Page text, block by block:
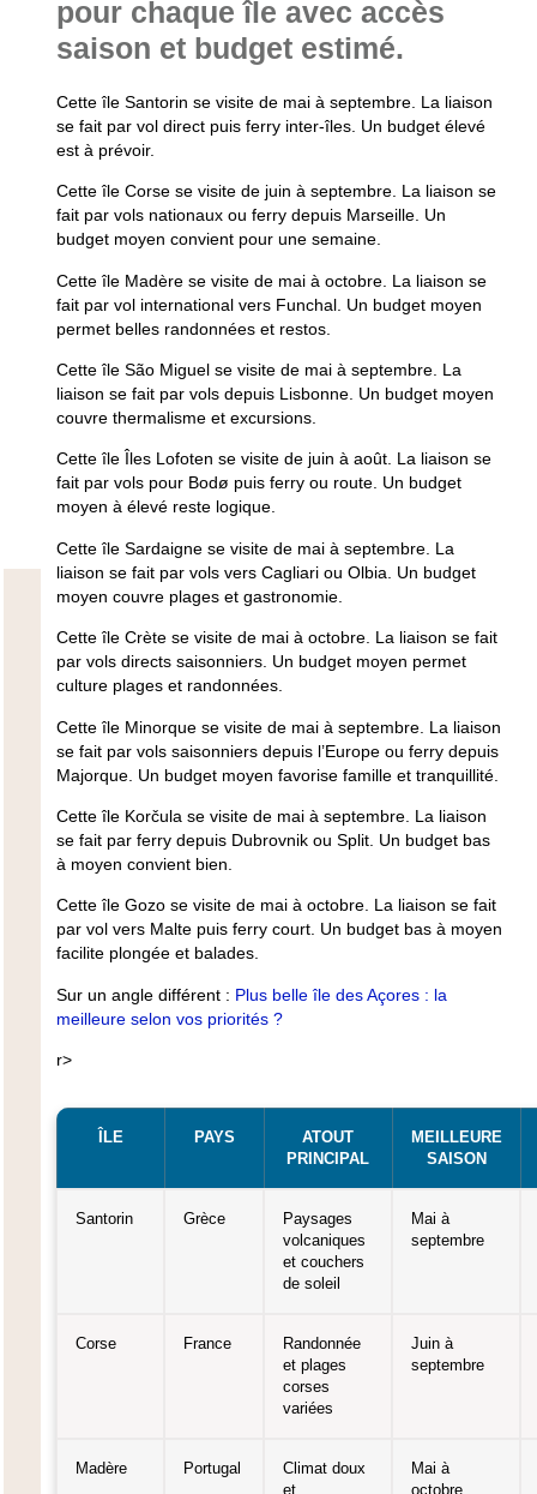
pour chaque île avec accès
saison et budget estimé.
Cette île Santorin se visite de mai à septembre. La liaison
se fait par vol direct puis ferry inter-îles. Un budget élevé
est à prévoir.
Cette île Corse se visite de juin à septembre. La liaison se
fait par vols nationaux ou ferry depuis Marseille. Un
budget moyen convient pour une semaine.
Cette île Madère se visite de mai à octobre. La liaison se
fait par vol international vers Funchal. Un budget moyen
permet belles randonnées et restos.
Cette île São Miguel se visite de mai à septembre. La
liaison se fait par vols depuis Lisbonne. Un budget moyen
couvre thermalisme et excursions.
Cette île Îles Lofoten se visite de juin à août. La liaison se
fait par vols pour Bodø puis ferry ou route. Un budget
moyen à élevé reste logique.
Cette île Sardaigne se visite de mai à septembre. La
liaison se fait par vols vers Cagliari ou Olbia. Un budget
moyen couvre plages et gastronomie.
Cette île Crète se visite de mai à octobre. La liaison se fait
par vols directs saisonniers. Un budget moyen permet
culture plages et randonnées.
Cette île Minorque se visite de mai à septembre. La liaison
se fait par vols saisonniers depuis l’Europe ou ferry depuis
Majorque. Un budget moyen favorise famille et tranquillité.
Cette île Korčula se visite de mai à septembre. La liaison
se fait par ferry depuis Dubrovnik ou Split. Un budget bas
à moyen convient bien.
Cette île Gozo se visite de mai à octobre. La liaison se fait
par vol vers Malte puis ferry court. Un budget bas à moyen
facilite plongée et balades.
Sur un angle différent : Plus belle île des Açores : la
meilleure selon vos priorités ?
r>
ÎLE PAYS
ATOUT
PRINCIPAL
MEILLEURE
SAISON
Santorin Grèce
Paysages
volcaniques
et couchers
de soleil
Mai à
septembre
Corse France
Randonnée
et plages
corses
variées
Juin à
septembre
Madère Portugal
Climat doux
et
Mai à
octobre